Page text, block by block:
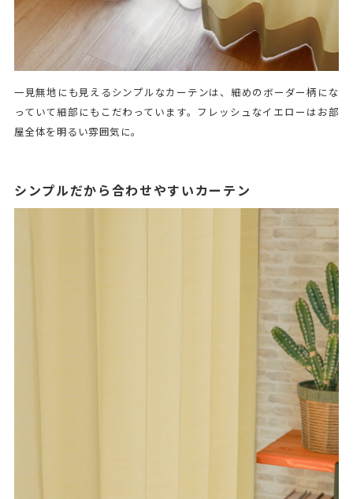
一見無地にも見えるシンプルなカーテンは、細めのボーダー柄にな
っていて細部にもこだわっています。フレッシュなイエローはお部
屋全体を明るい雰囲気に。
シンプルだから合わせやすいカーテン